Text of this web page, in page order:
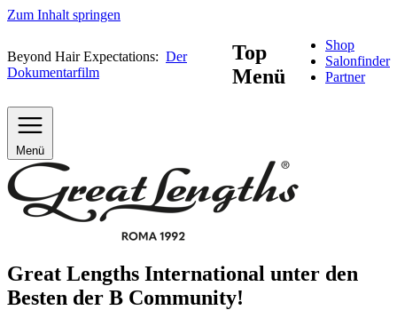
Zum Inhalt springen
Beyond Hair Expectations: Der
Dokumentarfilm
Top
Menü
Shop
Salonfinder
Partner
Menü
Great Lengths International unter den
Besten der B Community!